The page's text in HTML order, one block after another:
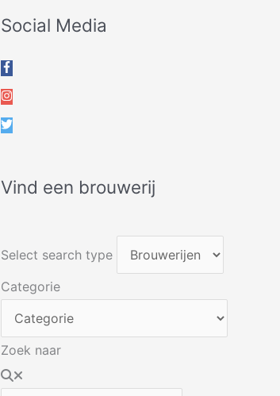
Social Media
Vind een brouwerij
Select search type
Categorie
Zoek naar